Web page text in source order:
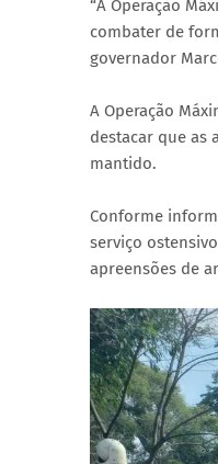
“A Operação
combater de
governador
A Operação
destacar que as
mantido.
Conforme
serviço
apreensões de